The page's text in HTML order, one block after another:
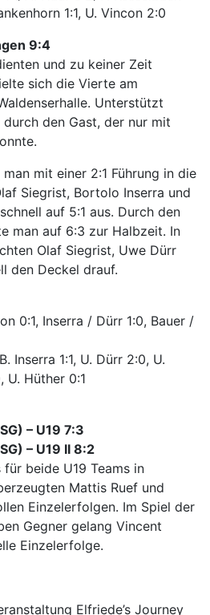
1:1, U. Vincon 2:0
9:4
und zu keiner Zeit
sich die Vierte am
Unterstützt
den Gast, der nur mit
mit einer 2:1 Führung in die
Siegrist, Bortolo Inserra und
auf 5:1 aus. Durch den
man auf 6:3 zur Halbzeit. In
Olaf Siegrist, Uwe Dürr
den Deckel drauf.
0:1, Inserra / Dürr 1:0, Bauer /
Inserra 1:1, U. Dürr 2:0, U.
U. Hüther 0:1
– U19 7:3
– U19 II 8:2
beide U19 Teams in
Mattis Ruef und
Einzelerfolgen. Im Spiel der
Gegner gelang Vincent
Einzelerfolge.
Elfriede’s Journey